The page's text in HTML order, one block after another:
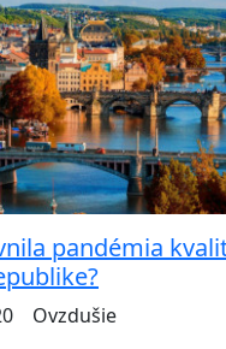
pandémia
Ovzdušie